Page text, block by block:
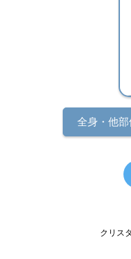
全身・他
クリス